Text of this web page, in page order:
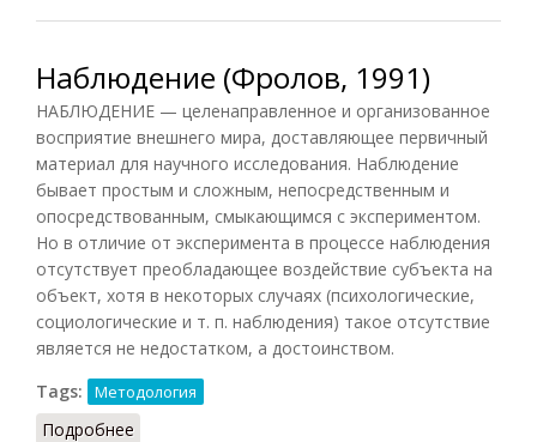
Наблюдение (Фролов, 1991)
НАБЛЮДЕНИЕ — целенаправленное и организованное
восприятие внешнего мира, доставляющее первичный
материал для научного исследования. Наблюдение
бывает простым и сложным, непосредственным и
опосредствованным, смыкающимся с экспериментом.
Но в отличие от эксперимента в процессе наблюдения
отсутствует преобладающее воздействие субъекта на
объект, хотя в некоторых случаях (психологические,
социологические и т. п. наблюдения) такое отсутствие
является не недостатком, а достоинством.
Tags:
Методология
Подробнее